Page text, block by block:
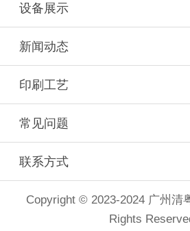
设备展示
新闻动态
印刷工艺
常见问题
联系方式
Copyright © 2023-2024 广州清
Rights